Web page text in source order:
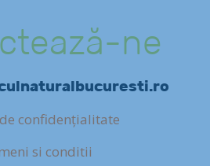
ne
confidențialitate
si conditii